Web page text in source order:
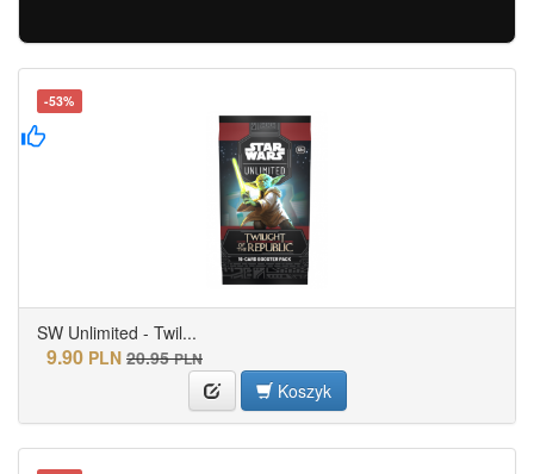
-53%
SW Unlimited - Twil...
9.90 PLN 20.95 PLN
Koszyk